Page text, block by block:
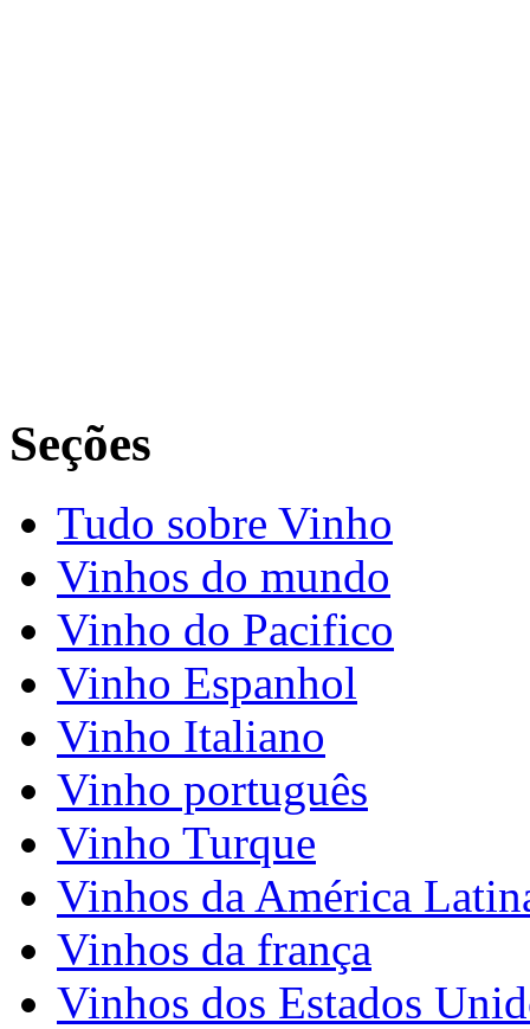
Seções
Tudo sobre Vinho
Vinhos do mundo
Vinho do Pacifico
Vinho Espanhol
Vinho Italiano
Vinho português
Vinho Turque
Vinhos da América
Vinhos da frança
Vinhos dos Estados